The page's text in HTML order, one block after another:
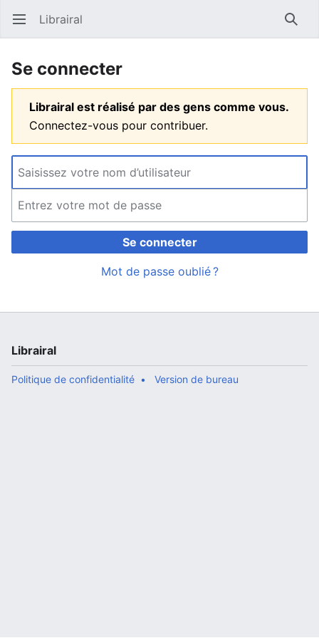
Ouvrir le menu principal Librairal
Se connecter
Librairal est réalisé par des gens comme vous.
Connectez-vous pour contribuer.
Se connecter
Mot de passe oublié ?
Librairal
Politique de confidentialité Version de bureau